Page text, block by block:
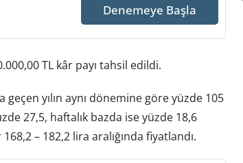
Denemeye Başla
TL kâr payı tahsil edildi.
yılın aynı dönemine göre yüzde 105
27,5, haftalık bazda ise yüzde 18,6
– 182,2 lira aralığında fiyatlandı.